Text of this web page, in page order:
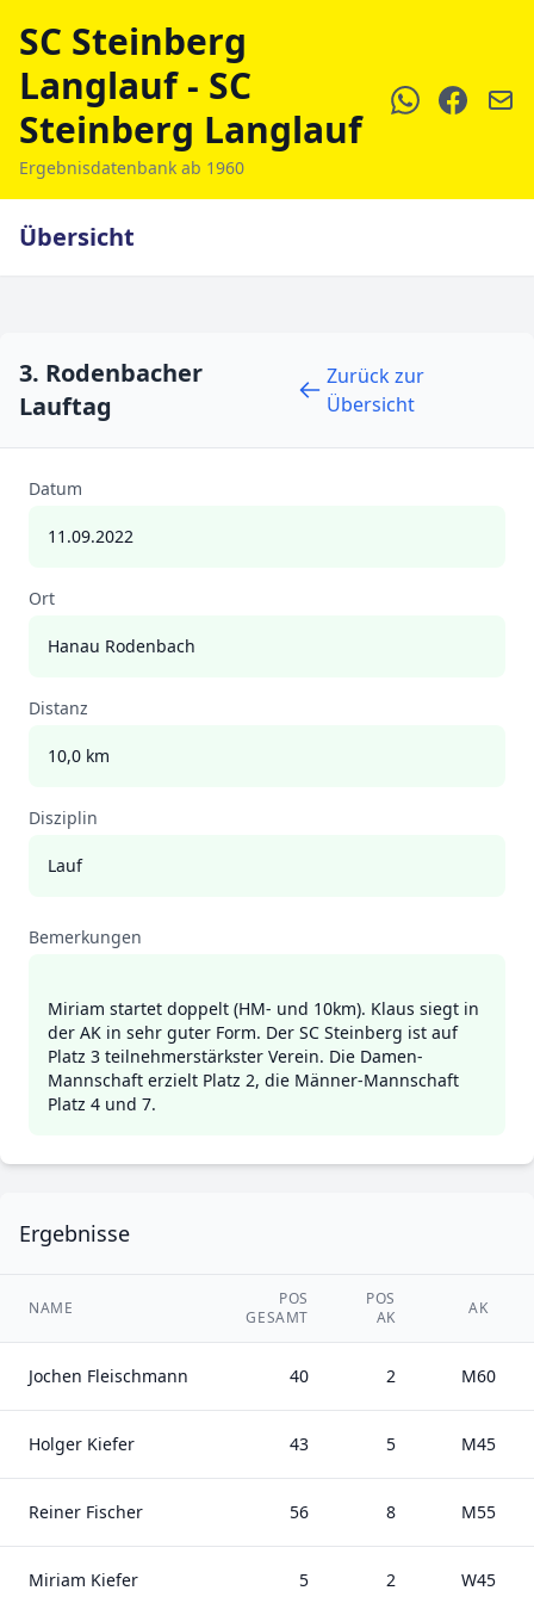
SC Steinberg
Langlauf - SC
Steinberg Langlauf
Ergebnisdatenbank ab 1960
Übersicht
3. Rodenbacher
Lauftag
Zurück zur
Übersicht
Datum
11.09.2022
Ort
Hanau Rodenbach
Distanz
10,0 km
Disziplin
Lauf
Bemerkungen
Miriam startet doppelt (HM- und 10km). Klaus siegt in
der AK in sehr guter Form. Der SC Steinberg ist auf
Platz 3 teilnehmerstärkster Verein. Die Damen-
Mannschaft erzielt Platz 2, die Männer-Mannschaft
Platz 4 und 7.
Ergebnisse
NAME
POS
GESAMT
POS
AK
AK
Jochen Fleischmann 40 2 M60
Holger Kiefer 43 5 M45
Reiner Fischer 56 8 M55
Miriam Kiefer 5 2 W45